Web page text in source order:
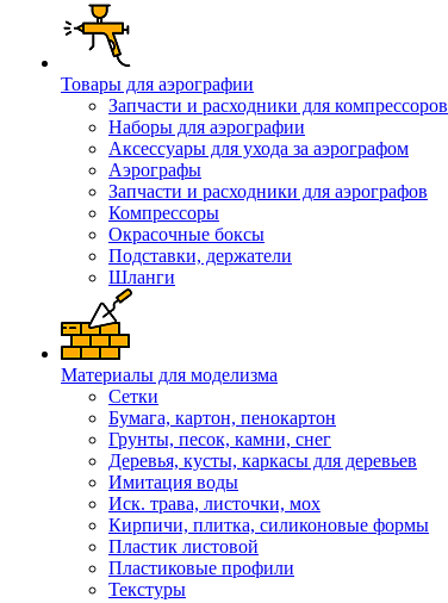
Товары для аэрографии
Запчасти и расходники для компрессоров
Наборы для аэрографии
Аксессуары для ухода за аэрографом
Аэрографы
Запчасти и расходники для аэрографов
Компрессоры
Окрасочные боксы
Подставки, держатели
Шланги
Материалы для моделизма
Сетки
Бумага, картон, пенокартон
Грунты, песок, камни, снег
Деревья, кусты, каркасы для деревьев
Имитация воды
Иск. трава, листочки, мох
Кирпичи, плитка, силиконовые формы
Пластик листовой
Пластиковые профили
Текстуры